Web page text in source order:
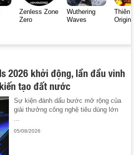
Zenless Zone
Zero
Wuthering
Waves
Thiên
Origin
2026 khởi động, lần đầu vinh
tạo đất nước
Sự kiện đánh dấu bước mở rộng của
giải thưởng công nghệ tiêu dùng lớn
...
05/08/2026